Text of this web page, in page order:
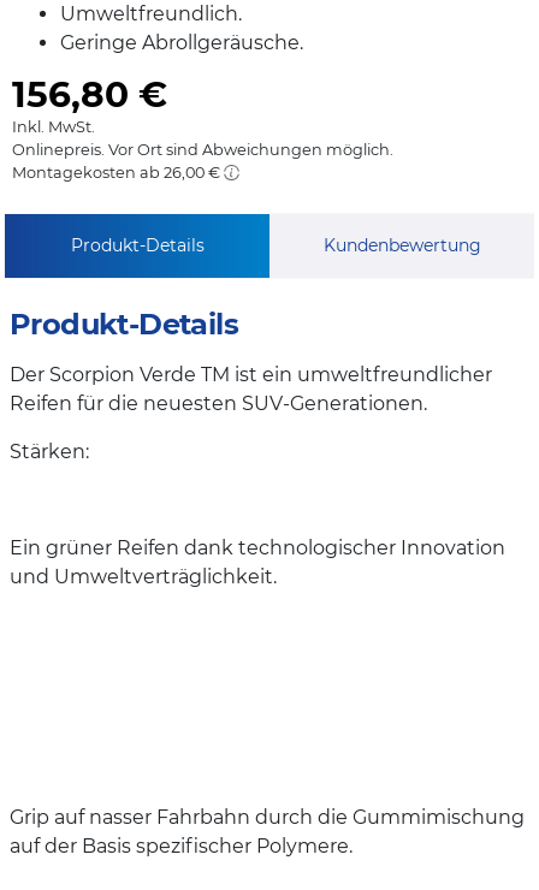
Umweltfreundlich.
Geringe Abrollgeräusche.
156,80 €
Inkl. MwSt.
Onlinepreis. Vor Ort sind Abweichungen möglich.
Montagekosten ab 26,00 €
Produkt-Details Kundenbewertung
Produkt-Details
Der Scorpion Verde TM ist ein umweltfreundlicher
Reifen für die neuesten SUV-Generationen.
Stärken:
Ein grüner Reifen dank technologischer Innovation
und Umweltverträglichkeit.
Grip auf nasser Fahrbahn durch die Gummimischung
auf der Basis spezifischer Polymere.